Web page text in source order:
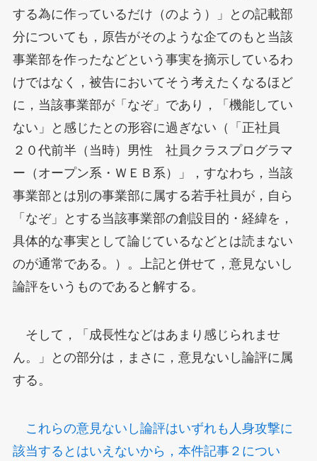
する為に作っているだけ（のよう）」との記載部
分についても，原告がそのような企てのもと当該
事業部を作ったなどという事実を摘示しているわ
けではなく，被告においてそう考えたくなるほど
に，当該事業部が「なぞ」であり，「機能してい
ない」と感じたとの形容に過ぎない（「正社員
２０代前半（当時）男性 社員クラスプログラマ
ー（オープン系・ＷＥＢ系）」，すなわち，当該
事業部とは別の事業部に属する若手社員が，自ら
「なぞ」とする当該事業部の創設目的・経緯を，
具体的な事実として論じているなどとは読まない
のが通常である。）。上記と併せて，意見ないし
論評をいうものであると解する。
そして，「成長性などはあまり感じられませ
ん。」との部分は，まさに，意見ないし論評に属
する。
これらの意見ないし論評はいずれも人身攻撃に
該当するとはいえないから，本件記事２につい